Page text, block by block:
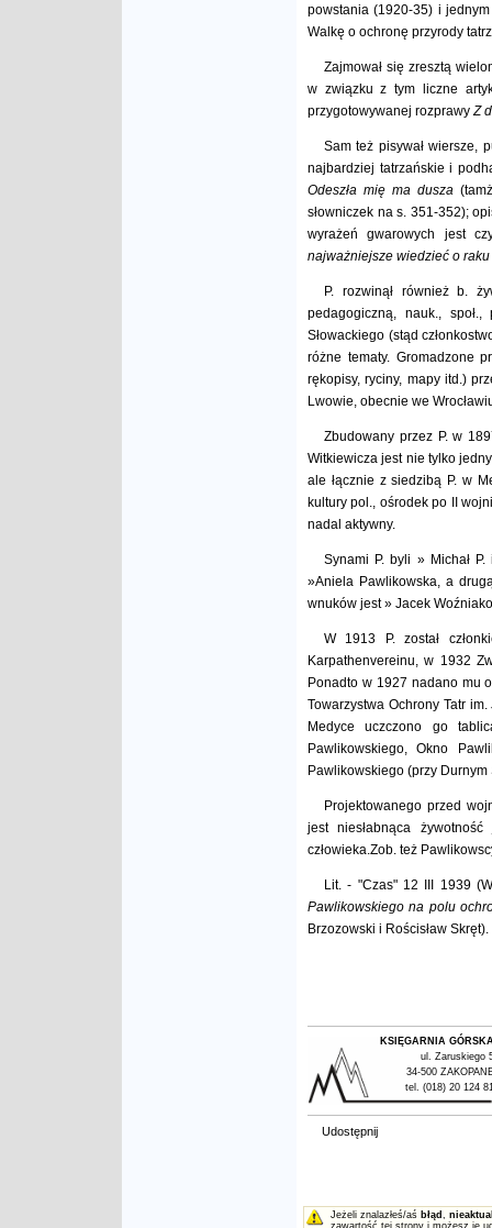
powstania (1920-35) i
Walkę o ochronę przyrody
Zajmował się zresztą
w związku z tym liczne
przygotowywanej rozprawyZ
Sam też pisywał wiersze,
najbardziej tatrzańskie i
Odeszła mię ma dusza
słowniczek na s. 351-352);
wyrażeń gwarowych jest
najważniejsze wiedzieć o raku
P. rozwinął również b.
pedagogiczną, nauk.,
Słowackiego (stąd
różne tematy. Gromadzone
rękopisy, ryciny, mapy itd.)
Lwowie, obecnie we
Zbudowany przez P. w
Witkiewicza jest nie tylko
ale łącznie z siedzibą P. w
kultury pol., ośrodek po II
nadal aktywny.
Synami P. byli » Michał
»Aniela Pawlikowska, a
wnuków jest » Jacek
W 1913 P. został
Karpathenvereinu, w 1932
Ponadto w 1927 nadano mu
Towarzystwa Ochrony Tatr
Medyce uczczono go
Pawlikowskiego, Okno
Pawlikowskiego (przy Durnym
Projektowanego przed
jest niesłabnąca
człowieka.Zob. też
Lit. - "Czas" 12 III 1939
Pawlikowskiego na polu
Brzozowski i Rościsław
KSIĘGARNIA
ul. Zaruskiego
34-500
tel. (018) 20 124
Udostępnij
Jeżeli znalazłeś/aś błąd ,
zawartość tej strony i możesz je